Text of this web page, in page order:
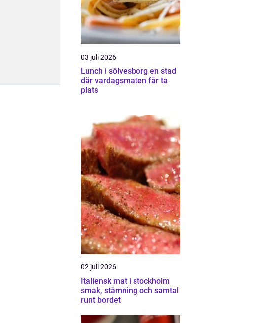
03 juli 2026
Lunch i sölvesborg en stad
där vardagsmaten får ta
plats
02 juli 2026
Italiensk mat i stockholm
smak, stämning och samtal
runt bordet